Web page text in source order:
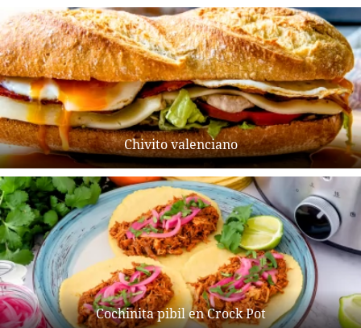
Chivito valenciano
Cochinita pibil en Crock Pot